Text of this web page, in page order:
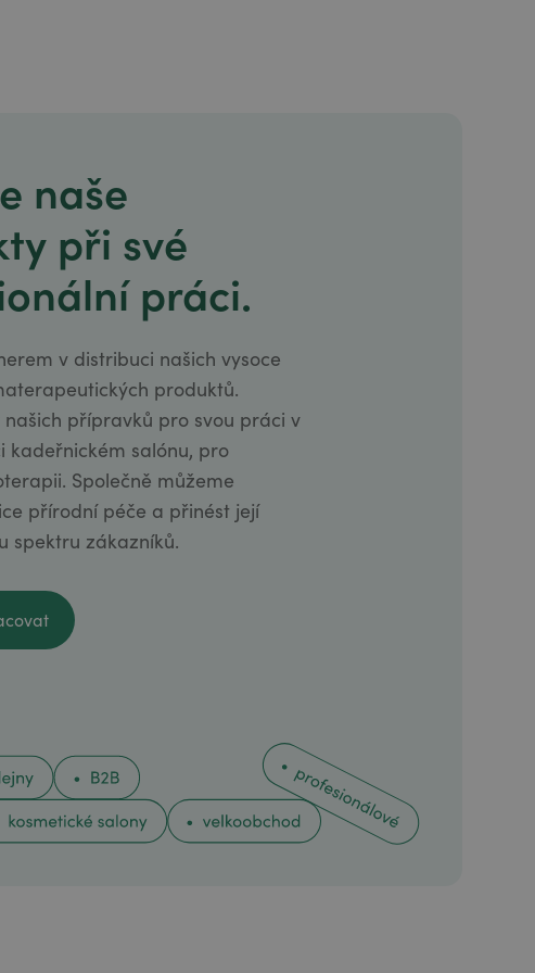
naše
při své
práci.
v distribuci našich vysoce
produktů.
našich přípravků pro svou práci v
kadeřnickém salónu, pro
Společně můžeme
přírodní péče a přinést její
spektru zákazníků.